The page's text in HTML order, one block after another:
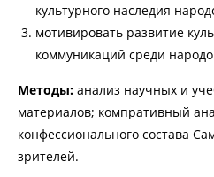
культурного наследия
мотивировать развитие
коммуникаций среди
Методы: анализ научных и
материалов; компративный
конфессионального состава
зрителей.